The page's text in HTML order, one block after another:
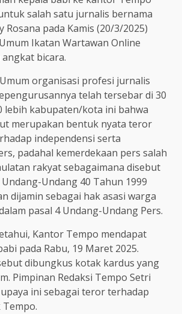
salah satu jurnalis bernama
Rosana pada Kamis (20/3/2025)
Ikatan Wartawan Online
bicara.
organisasi profesi jurnalis
telah tersebar di 30
lebih kabupaten/kota ini bahwa
merupakan bentuk nyata teror
independensi serta
padahal kemerdekaan pers salah
rakyat sebagaimana disebut
Undang-Undang 40 Tahun 1999
dijamin sebagai hak asasi warga
pasal 4 Undang-Undang Pers.
Kantor Tempo mendapat
pada Rabu, 19 Maret 2025.
dibungkus kotak kardus yang
Pimpinan Redaksi Tempo Setri
ini sebagai teror terhadap